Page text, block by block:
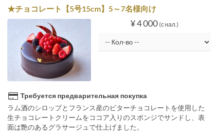
★チョコレート【5号15cm】5～7名様向け
¥ 4 000 (с нал.)
Требуется предварительная покупка
ラム酒のシロップとフランス産のビターチョコレートを使用した
生チョコレートクリームをココア入りのスポンジでサンドし、表
面は艶のあるグラサージュで仕上げました。